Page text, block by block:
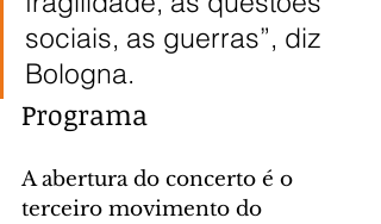
sociais, as guerras”, diz
Bologna.
Programa
A abertura do concerto é o
terceiro movimento do